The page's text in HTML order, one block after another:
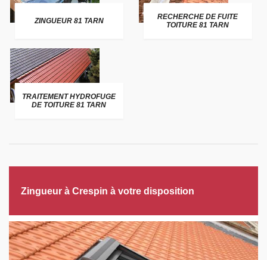
ZINGUEUR 81 TARN
RECHERCHE DE FUITE
TOITURE 81 TARN
TRAITEMENT HYDROFUGE
DE TOITURE 81 TARN
Zingueur à Crespin à votre disposition